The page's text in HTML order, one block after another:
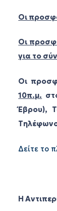
Οι
Οι
για το
Οι
10π.μ.
Έβρου),
Δείτε το
H